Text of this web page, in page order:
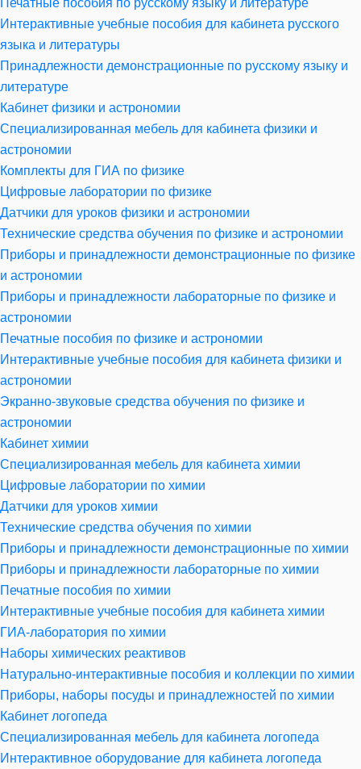
Печатные пособия по русскому языку и литературе
Интерактивные учебные пособия для кабинета русского
языка и литературы
Принадлежности демонстрационные по русскому языку и
литературе
Кабинет физики и астрономии
Специализированная мебель для кабинета физики и
астрономии
Комплекты для ГИА по физике
Цифровые лаборатории по физике
Датчики для уроков физики и астрономии
Технические средства обучения по физике и астрономии
Приборы и принадлежности демонстрационные по физике
и астрономии
Приборы и принадлежности лабораторные по физике и
астрономии
Печатные пособия по физике и астрономии
Интерактивные учебные пособия для кабинета физики и
астрономии
Экранно-звуковые средства обучения по физике и
астрономии
Кабинет химии
Специализированная мебель для кабинета химии
Цифровые лаборатории по химии
Датчики для уроков химии
Технические средства обучения по химии
Приборы и принадлежности демонстрационные по химии
Приборы и принадлежности лабораторные по химии
Печатные пособия по химии
Интерактивные учебные пособия для кабинета химии
ГИА-лаборатория по химии
Наборы химических реактивов
Натурально-интерактивные пособия и коллекции по химии
Приборы, наборы посуды и принадлежностей по химии
Кабинет логопеда
Специализированная мебель для кабинета логопеда
Интерактивное оборудование для кабинета логопеда